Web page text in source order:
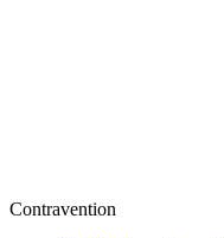
Contravention